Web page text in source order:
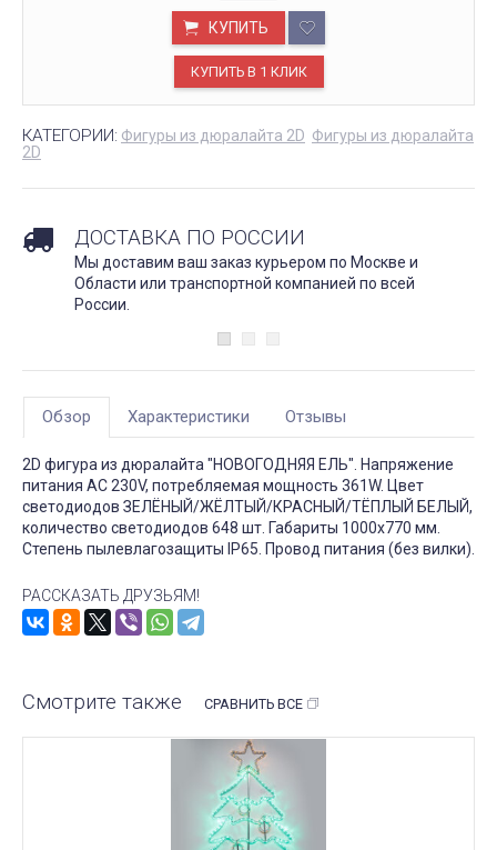
КУПИТЬ
КАТЕГОРИИ: Фигуры из дюралайта 2D Фигуры из дюралайта
2D
ДОСТАВКА ПО РОССИИ
Мы доставим ваш заказ курьером по Москве и
Области или транспортной компанией по всей
России.
Обзор Характеристики Отзывы
2D фигура из дюралайта "НОВОГОДНЯЯ ЕЛЬ". Напряжение
питания AC 230V, потребляемая мощность 361W. Цвет
светодиодов ЗЕЛЁНЫЙ/ЖЁЛТЫЙ/КРАСНЫЙ/ТЁПЛЫЙ БЕЛЫЙ,
количество светодиодов 648 шт. Габариты 1000x770 мм.
Степень пылевлагозащиты IP65. Провод питания (без вилки).
РАССКАЗАТЬ ДРУЗЬЯМ!
Смотрите также СРАВНИТЬ ВСЕ